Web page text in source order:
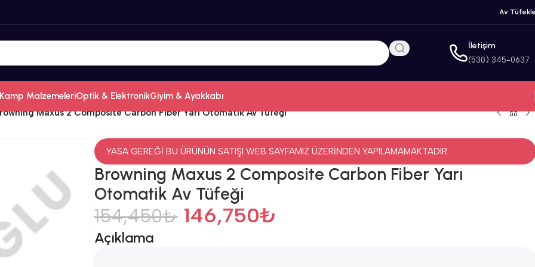
Av
İletişim
(530) 345-0637
Kamp MalzemeleriOptik & ElektronikGiyim & Ayakkabı
Maxus 2 Composite Carbon Fiber Yarı Otomatik Av Tüfeği
YASA GEREĞİ BU ÜRÜNÜN SATIŞI WEB SAYFAMIZ ÜZERİNDEN YAPILAMAMAKTADIR.
Browning Maxus 2 Composite Carbon Fiber Yarı
Otomatik Av Tüfeği
154,450₺ 146,750₺
Açıklama